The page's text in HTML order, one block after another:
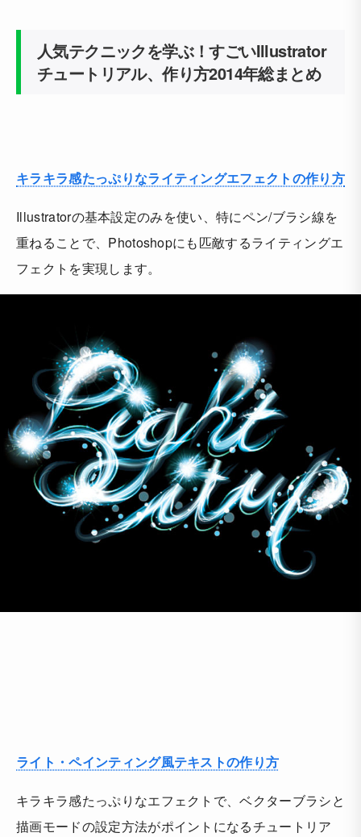
人気テクニックを学ぶ！すごいIllustrator
チュートリアル、作り方2014年総まとめ
キラキラ感たっぷりなライティングエフェクトの作り方
Illustratorの基本設定のみを使い、特にペン/ブラシ線を
重ねることで、Photoshopにも匹敵するライティングエ
フェクトを実現します。
ライト・ペインティング風テキストの作り方
キラキラ感たっぷりなエフェクトで、ベクターブラシと
描画モードの設定方法がポイントになるチュートリア